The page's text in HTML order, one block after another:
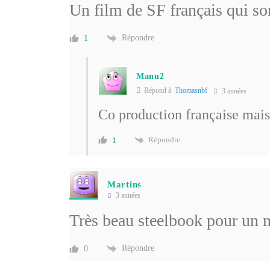
Un film de SF français qui
1 Répondre
Manu2
Répond à Thomasnbf 3 années
Co production française
1 Répondre
Martins
3 années
Très beau steelbook pour un
0 Répondre